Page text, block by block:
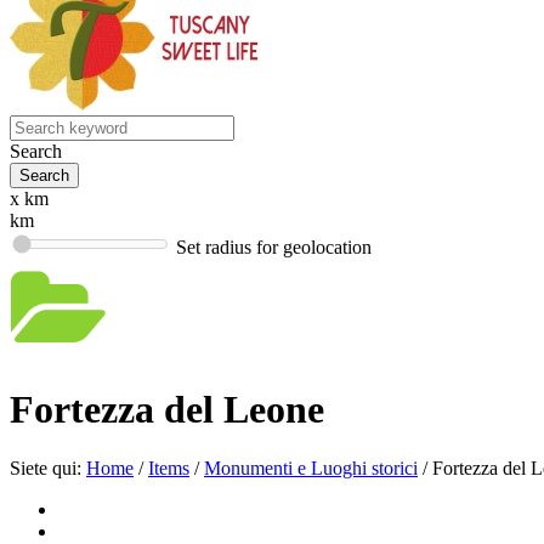
Search
x km
km
Set radius for geolocation
Fortezza del Leone
Siete qui: Home / Items / Monumenti e Luoghi storici / Fortezza del